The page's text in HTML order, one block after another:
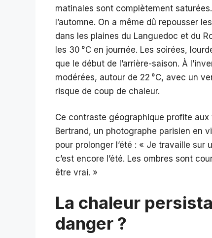
matinales sont complètement
l’automne. On a même dû repousser
dans les plaines du Languedoc et du
les 30 °C en journée. Les soirées,
que le début de l’arrière-saison. À
modérées, autour de 22 °C, avec un
risque de coup de chaleur.
Ce contraste géographique profite
Bertrand, un photographe parisien en
pour prolonger l’été : « Je travaille sur
c’est encore l’été. Les ombres sont
être vrai. »
La chaleur
danger ?